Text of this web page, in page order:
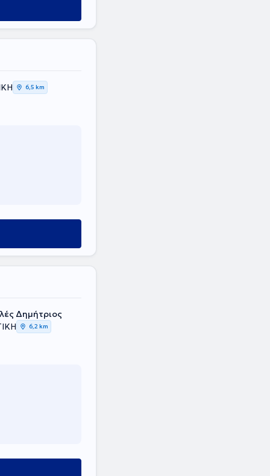
6,5 km
Δημήτριος
6,2 km